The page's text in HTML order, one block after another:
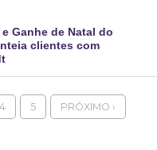
Ganhe de Natal do
clientes com
4 5 PRÓXIMO ›